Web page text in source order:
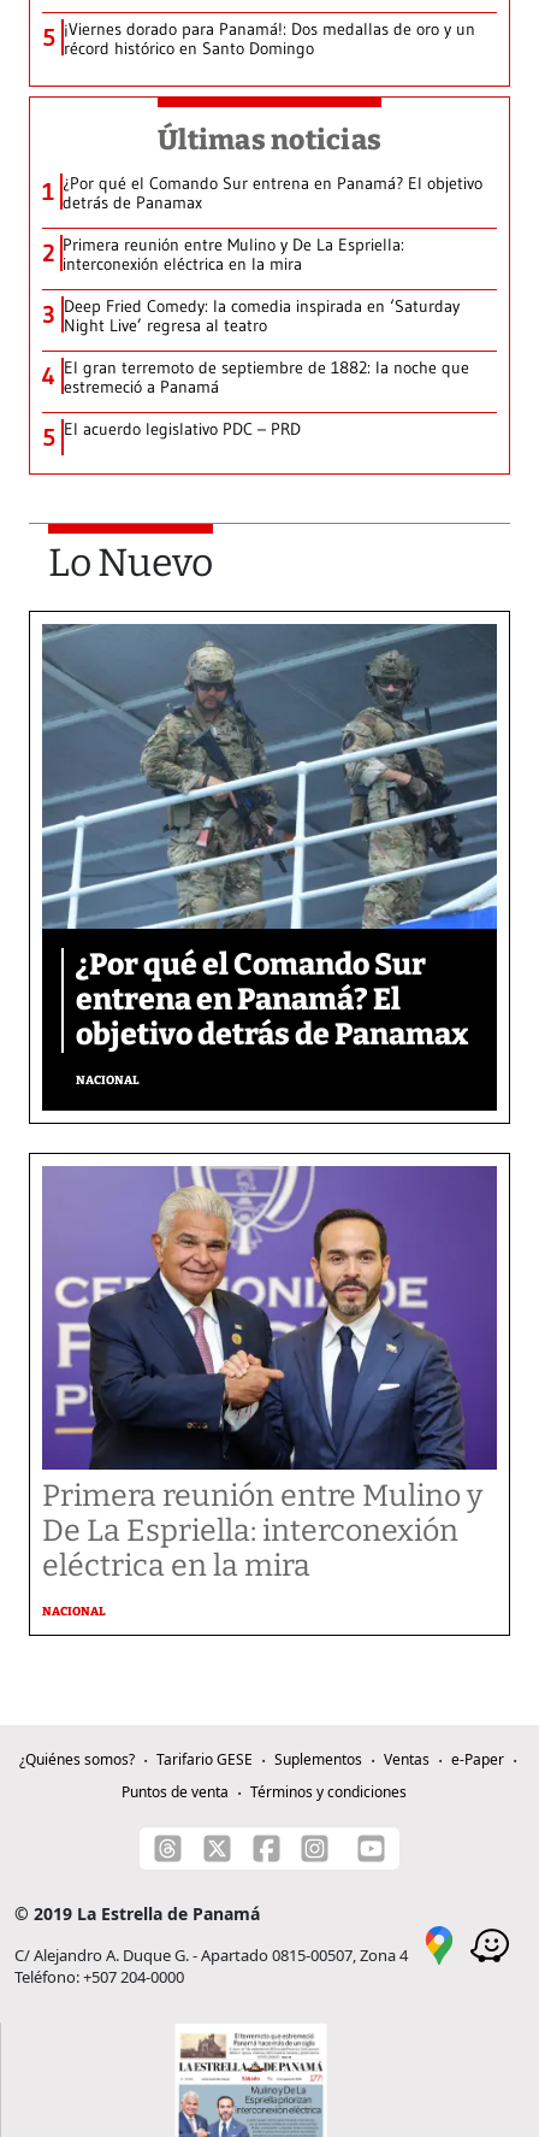
5 ¡Viernes dorado para Panamá!: Dos medallas de oro y un
récord histórico en Santo Domingo
Últimas noticias
1 ¿Por qué el Comando Sur entrena en Panamá? El objetivo
detrás de Panamax
2 Primera reunión entre Mulino y De La Espriella:
interconexión eléctrica en la mira
3 Deep Fried Comedy: la comedia inspirada en ‘Saturday
Night Live’ regresa al teatro
4 El gran terremoto de septiembre de 1882: la noche que
estremeció a Panamá
5 El acuerdo legislativo PDC – PRD
Lo Nuevo
¿Por qué el Comando Sur
entrena en Panamá? El
objetivo detrás de Panamax
NACIONAL
Primera reunión entre Mulino y
De La Espriella: interconexión
eléctrica en la mira
NACIONAL
¿Quiénes somos? Tarifario GESE Suplementos Ventas
e-Paper
Puntos de venta
Términos y condiciones
© 2019 La Estrella de Panamá
C/ Alejandro A. Duque G. - Apartado 0815-00507, Zona 4
Teléfono: +507 204-0000